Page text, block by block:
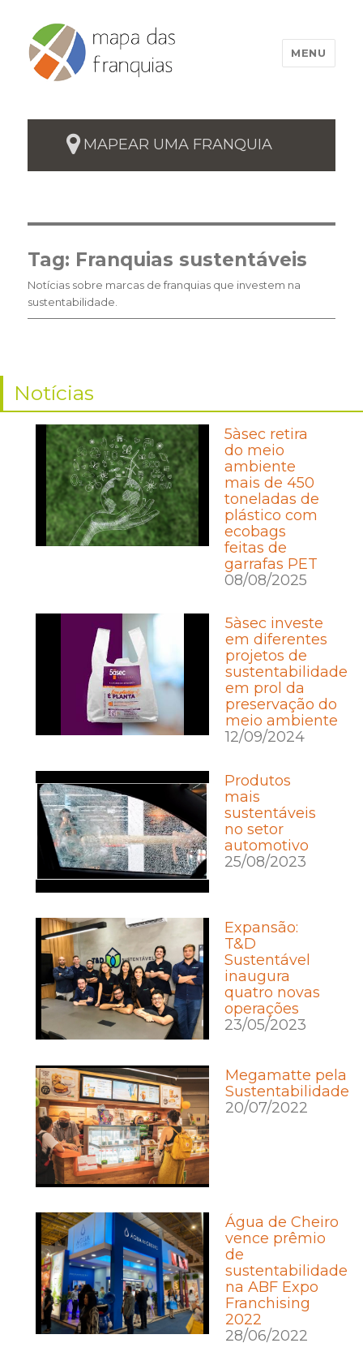
MENU
MAPEAR UMA FRANQUIA
Tag: Franquias sustentáveis
Notícias sobre marcas de franquias que investem na
sustentabilidade.
Notícias
5àsec retira
do meio
ambiente
mais de 450
toneladas de
plástico com
ecobags
feitas de
garrafas PET
08/08/2025
5àsec investe
em diferentes
projetos de
sustentabilidade
em prol da
preservação do
meio ambiente
12/09/2024
Produtos
mais
sustentáveis
no setor
automotivo
25/08/2023
Expansão:
T&D
Sustentável
inaugura
quatro novas
operações
23/05/2023
Megamatte pela
Sustentabilidade
20/07/2022
Água de Cheiro
vence prêmio
de
sustentabilidade
na ABF Expo
Franchising
2022
28/06/2022